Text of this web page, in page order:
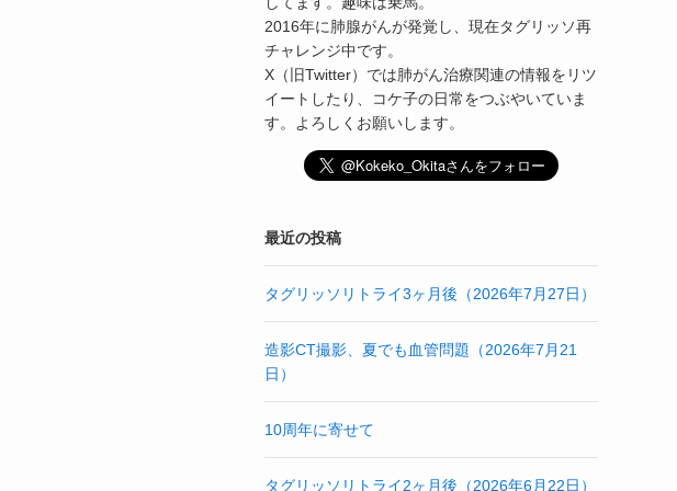
2016年に肺腺がんが発覚し、現在タグリッソ再
チャレンジ中です。
X（旧Twitter）では肺がん治療関連の情報をリツ
イートしたり、コケ子の日常をつぶやいていま
す。よろしくお願いします。
最近の投稿
タグリッソリトライ3ヶ月後（2026年7月27日）
造影CT撮影、夏でも血管問題（2026年7月21
日）
10周年に寄せて
タグリッソリトライ2ヶ月後（2026年6月22日）